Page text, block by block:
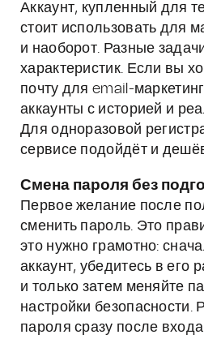
Аккаунт, купленный для
стоит использовать для
и наоборот. Разные
характеристик. Если вы
почту для email-
аккаунты с историей и
Для одноразовой
сервисе подойдёт и
Смена пароля без
Первое желание после
сменить пароль. Это
это нужно грамотно:
аккаунт, убедитесь в его
и только затем меняйте
настройки безопасности.
пароля сразу после